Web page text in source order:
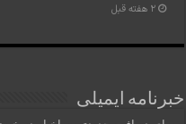
2 هفته قبل
خبرنامه ایمیلی